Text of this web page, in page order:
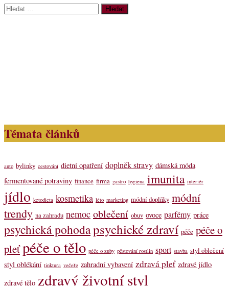
Vyhledávání
Témata článků
auto bylinky cestování dietní opatření doplněk stravy dámská móda
fermentované potraviny finance firma gastro hygiena imunita interiér
jídlo ketodieta kosmetika léto marketing módní doplňky módní
trendy na zahradu nemoc oblečení obuv ovoce parfémy práce
psychická pohodapsychické zdraví péče péče o
pleťpéče o tělo péče o zuby pěstování rostlin sport stavba styl oblečení
styl oblékání tinktura večeře zahradní vybavení zdravá pleť zdravé jídlo
zdravé tělo zdravý životní styl